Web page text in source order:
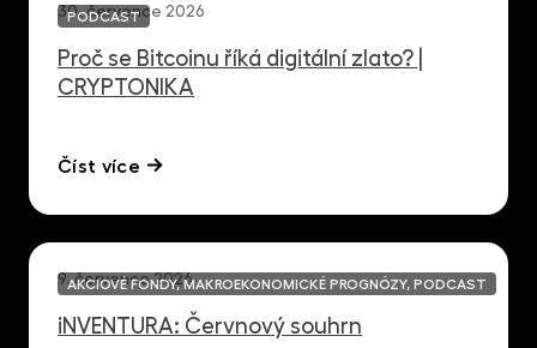
30. července 2026
Proč se Bitcoinu říká digitální zlato? |
CRYPTONIKA
Číst více
PODCAST
9. července 2026
iNVENTURA: Červnový souhrn
AKCIOVÉ FONDY, MAKROEKONOMICKÉ PROGNÓZY, PODCAST